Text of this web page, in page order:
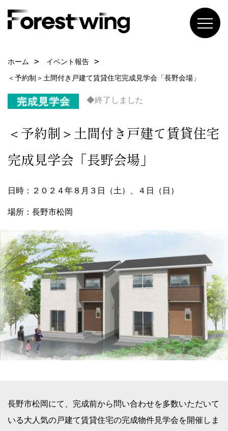
ホーム
イベント報告
＜予約制＞土間付き戸建て賃貸住宅完成見学会「長野会場」
◆終了しました
＜予約制＞土間付き戸建て賃貸住宅
完成見学会「長野会場」
日時：２０２４年８月３日（土）、４日（日）
場所：長野市松岡
長野市松岡にて、完成前から問い合わせを多数いただいて
いる大人気の戸建て賃貸住宅の完成物件見学会を開催しま